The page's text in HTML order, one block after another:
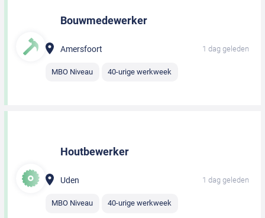
Bouwmedewerker
Amersfoort 1 dag geleden
MBO Niveau 40-urige werkweek
Houtbewerker
Uden 1 dag geleden
MBO Niveau 40-urige werkweek